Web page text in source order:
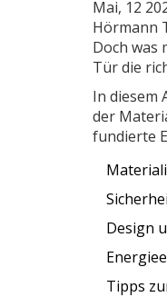
Mai, 12
Hörmann
Doch was
Tür die
In diesem
der
fundierte
Design
Tipps